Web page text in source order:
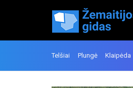
Telšiai Plungė Klaipėda